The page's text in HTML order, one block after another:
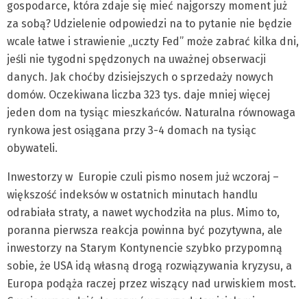
gospodarce, która zdaje się mieć najgorszy moment już
za sobą? Udzielenie odpowiedzi na to pytanie nie będzie
wcale łatwe i strawienie „uczty Fed” może zabrać kilka dni,
jeśli nie tygodni spędzonych na uważnej obserwacji
danych. Jak choćby dzisiejszych o sprzedaży nowych
domów. Oczekiwana liczba 323 tys. daje mniej więcej
jeden dom na tysiąc mieszkańców. Naturalna równowaga
rynkowa jest osiągana przy 3-4 domach na tysiąc
obywateli.
Inwestorzy w Europie czuli pismo nosem już wczoraj –
większość indeksów w ostatnich minutach handlu
odrabiała straty, a nawet wychodziła na plus. Mimo to,
poranna pierwsza reakcja powinna być pozytywna, ale
inwestorzy na Starym Kontynencie szybko przypomną
sobie, że USA idą własną drogą rozwiązywania kryzysu, a
Europa podąża raczej przez wiszący nad urwiskiem most.